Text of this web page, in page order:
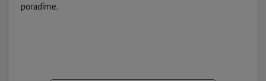
poradíme.